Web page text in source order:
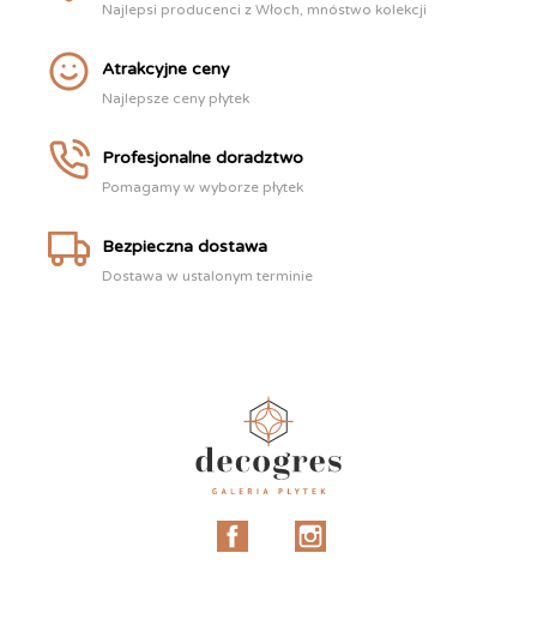
Najlepsi producenci z Włoch, mnóstwo kolekcji
Atrakcyjne ceny
Najlepsze ceny płytek
Profesjonalne doradztwo
Pomagamy w wyborze płytek
Bezpieczna dostawa
Dostawa w ustalonym terminie
Facebook